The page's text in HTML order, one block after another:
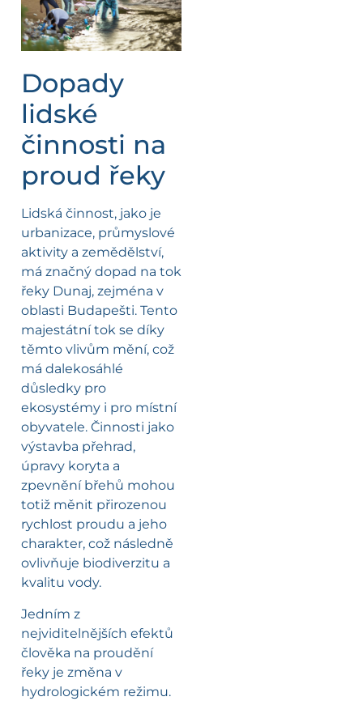
Dopady
lidské
činnosti na
proud řeky
Lidská činnost, jako je
urbanizace, průmyslové
aktivity a zemědělství,
má značný dopad na tok
řeky Dunaj, zejména v
oblasti Budapešti. Tento
majestátní tok se díky
těmto vlivům mění, což
má dalekosáhlé
důsledky pro
ekosystémy i pro místní
obyvatele. Činnosti jako
výstavba přehrad,
úpravy koryta a
zpevnění břehů mohou
totiž měnit přirozenou
rychlost proudu a jeho
charakter, což následně
ovlivňuje biodiverzitu a
kvalitu vody.
Jedním z
nejviditelnějších efektů
člověka na proudění
řeky je změna v
hydrologickém režimu.